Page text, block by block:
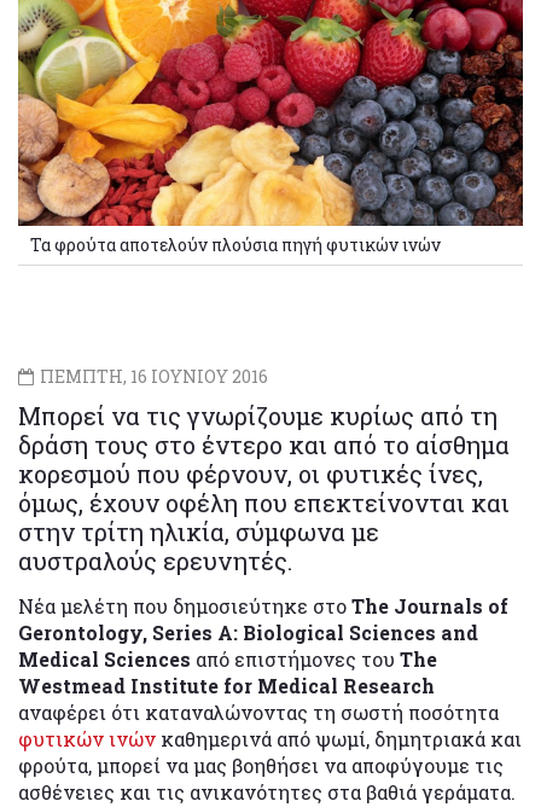
Τα φρούτα αποτελούν πλούσια πηγή φυτικών ινών
ΠΕΜΠΤΗ, 16 ΙΟΥΝΙΟΥ 2016
Μπορεί να τις γνωρίζουμε κυρίως από τη
δράση τους στο έντερο και από το αίσθημα
κορεσμού που φέρνουν, οι φυτικές ίνες,
όμως, έχουν οφέλη που επεκτείνονται και
στην τρίτη ηλικία, σύμφωνα με
αυστραλούς ερευνητές.
Νέα μελέτη που δημοσιεύτηκε στοThe Journals of
Gerontology, Series A: Biological Sciences and
Medical Sciences από επιστήμονες του The
Westmead Institute for Medical Research
αναφέρει ότι καταναλώνοντας τη σωστή ποσότητα
φυτικών ινών καθημερινά από ψωμί, δημητριακά και
φρούτα, μπορεί να μας βοηθήσει να αποφύγουμε τις
ασθένειες και τις ανικανότητες στα βαθιά γεράματα.